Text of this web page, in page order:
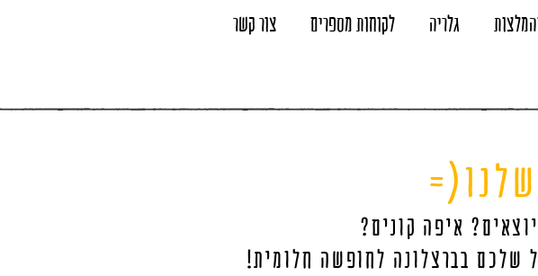
גלריה לקוחות מספרים צור קשר
איפה קונים?
שלכם בברצלונה לחופשה חלומית!